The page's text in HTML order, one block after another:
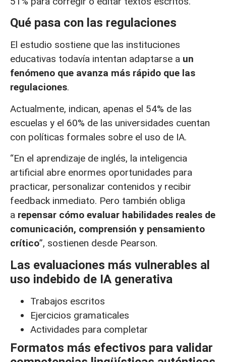
Qué pasa con las regulaciones
El estudio sostiene que las instituciones
educativas todavía intentan adaptarse a un
fenómeno que avanza más rápido que las
regulaciones.
Actualmente, indican, apenas el 54% de las
escuelas y el 60% de las universidades cuentan
con políticas formales sobre el uso de IA.
“En el aprendizaje de inglés, la inteligencia
artificial abre enormes oportunidades para
practicar, personalizar contenidos y recibir
feedback inmediato. Pero también obliga
a repensar cómo evaluar habilidades reales de
comunicación, comprensión y pensamiento
crítico”, sostienen desde Pearson.
Las evaluaciones más vulnerables al
uso indebido de IA generativa
Trabajos escritos
Ejercicios gramaticales
Actividades para completar
Formatos más efectivos para validar